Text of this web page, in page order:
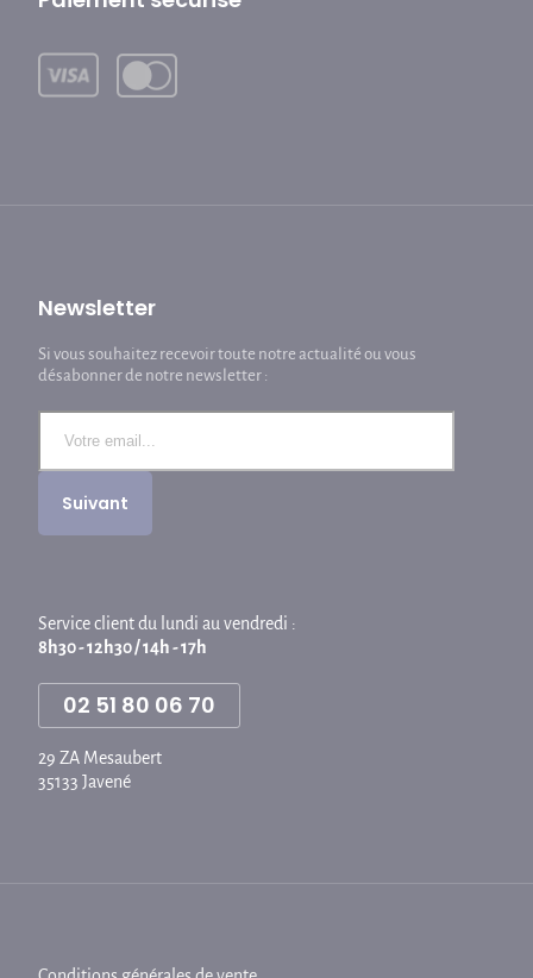
Newsletter
Si vous souhaitez recevoir toute notre actualité ou vous
désabonner de notre newsletter :
Service client du lundi au vendredi :
8h30 - 12h30 / 14h - 17h
02 51 80 06 70
29 ZA Mesaubert
35133 Javené